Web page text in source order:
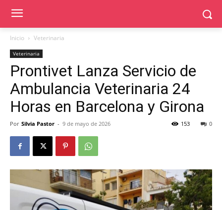
Inicio Veterinaria
Veterinaria
Prontivet Lanza Servicio de
Ambulancia Veterinaria 24
Horas en Barcelona y Girona
Por Silvia Pastor - 9 de mayo de 2026 0
153